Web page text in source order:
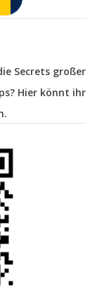
Secrets großer
Hier könnt ihr